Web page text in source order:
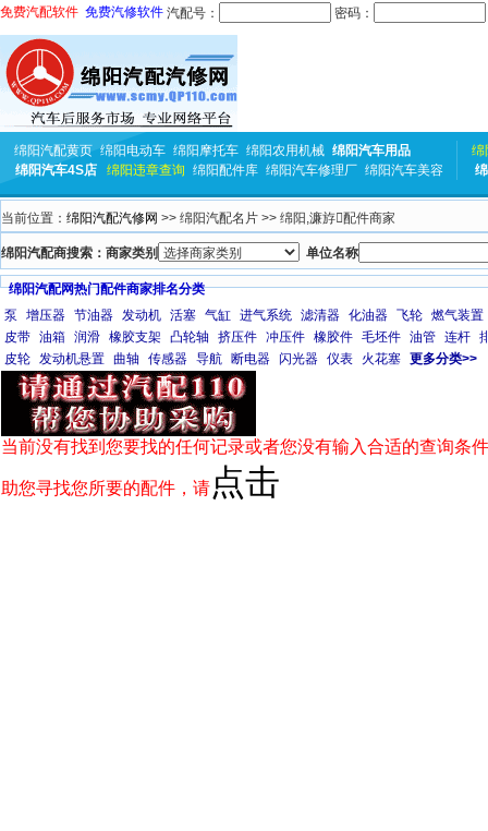
免费汽配软件 免费汽修软件 汽配号： 密码：
绵阳汽配黄页 绵阳电动车 绵阳摩托车 绵阳农用机械 绵阳汽车用品
绵阳汽车4S店
绵阳违章查询 绵阳配件库 绵阳汽车修理厂 绵阳汽车美容
绵
当前位置： 绵阳汽配汽修网 >> 绵阳汽配名片 >> 绵阳,濂斿配件商家
绵阳汽配商搜索：商家类别 单位名称
绵阳汽配网热门配件商家排名分类
泵
增压器 节油器 发动机 活塞 气缸 进气系统 滤清器 化油器 飞轮 燃气装置
皮带 油箱 润滑 橡胶支架 凸轮轴 挤压件 冲压件 橡胶件 毛坯件 油管 连杆
皮轮 发动机悬置 曲轴 传感器 导航 断电器 闪光器 仪表 火花塞 更多分类>>
当前没有找到您要找的任何记录或者您没有输入合适的查询条
助您寻找您所要的配件，请 点击